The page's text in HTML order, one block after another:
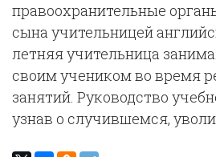
правоохранительные
сына учительницей
летняя учительница
своим учеником во время
занятий. Руководство
узнав о случившемся,